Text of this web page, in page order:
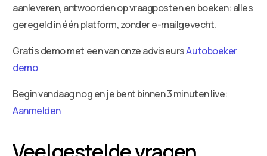
aanleveren, antwoorden op vraagposten en boeken: alles
geregeld in één platform, zonder e-mailgevecht.
Gratis demo met een van onze adviseursAutoboeker
demo
Begin vandaag nog en je bent binnen 3 minuten live:
Aanmelden